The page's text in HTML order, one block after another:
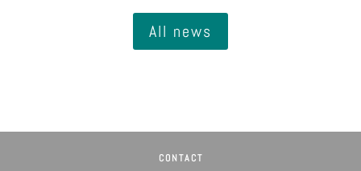
All news
CONTACT